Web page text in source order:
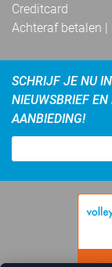
Creditcard
Achteraf betalen |
SCHRIJF JE NU
NIEUWSBRIEF
AANBIEDING!